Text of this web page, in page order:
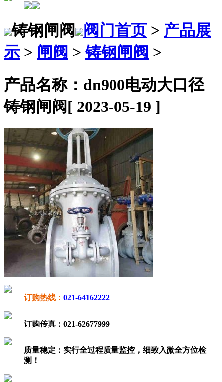
铸钢闸阀 阀门首页 > 产品展
示 > 闸阀 >铸钢闸阀 >
产品名称：dn900电动大口径
铸钢闸阀[ 2023-05-19 ]
订购热线： 021-64162222
订购传真： 021-62677999
质量稳定： 实行全过程质量监控，细致入微全方位检
测！